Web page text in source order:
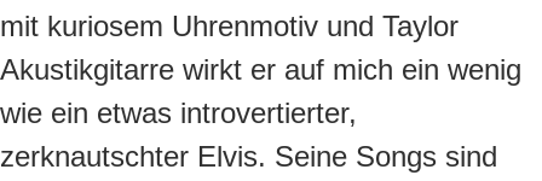
mit kuriosem Uhrenmotiv und Taylor
Akustikgitarre wirkt er auf mich ein wenig
wie ein etwas introvertierter,
zerknautschter Elvis. Seine Songs sind